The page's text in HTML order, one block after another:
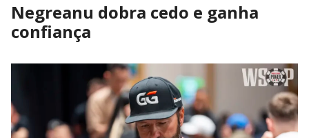
Negreanu dobra cedo e ganha
confiança